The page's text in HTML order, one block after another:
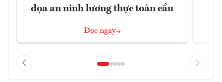
dọa an ninh lương thực toàn cầu
Đọc ngay